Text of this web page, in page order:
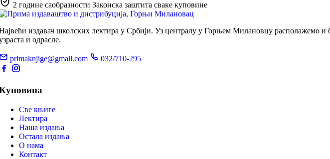
2 године саобразности Законска заштита сваке куповине
издавач школских лектира у Србији. Уз централу у Горњем Милановцу располажемо
и одрасле.
primaknjige@gmail.com 032/710-295
Све књиге
Лектира
Наша издања
Остала издања
О нама
Контакт